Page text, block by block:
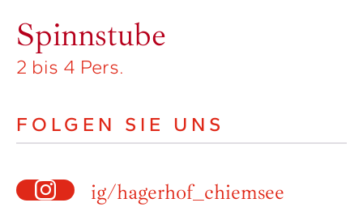
Spinnstube
2 bis 4 Pers.
FOLGEN SIE UNS
ig/hagerhof_chiemsee